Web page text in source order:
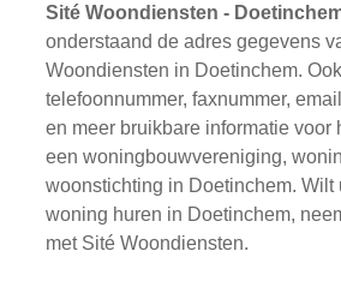
Sité Woondiensten -
onderstaand de adres gegevens
Woondiensten in Doetinchem.
telefoonnummer, faxnummer,
en meer bruikbare informatie voor
een woningbouwvereniging,
woonstichting in Doetinchem. Wilt
woning huren in Doetinchem,
met Sité Woondiensten.